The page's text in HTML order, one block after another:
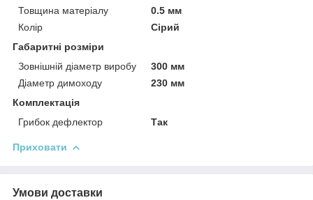
Товщина матеріалу
0.5 мм
Колір
Сірий
Габаритні розміри
Зовнішній діаметр виробу
300 мм
Діаметр димоходу
230 мм
Комплектація
Грибок дефлектор
Так
Приховати
Умови доставки